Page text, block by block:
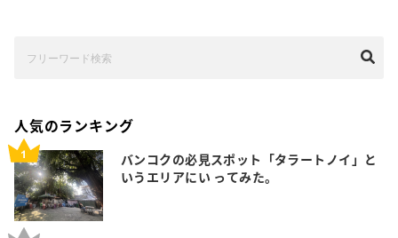
人気のランキング
バンコクの必見スポット「タラートノイ」と
いうエリアにい ってみた。